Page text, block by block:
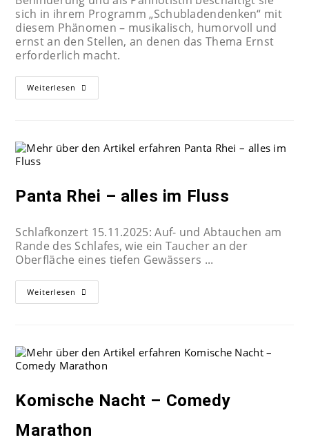
sich in ihrem Programm „Schubladendenken“ mit
diesem Phänomen – musikalisch, humorvoll und
ernst an den Stellen, an denen das Thema Ernst
erforderlich macht.
Weiterlesen
Panta Rhei – alles im Fluss
Schlafkonzert 15.11.2025: Auf- und Abtauchen am
Rande des Schlafes, wie ein Taucher an der
Oberfläche eines tiefen Gewässers ...
Weiterlesen
Komische Nacht – Comedy
Marathon